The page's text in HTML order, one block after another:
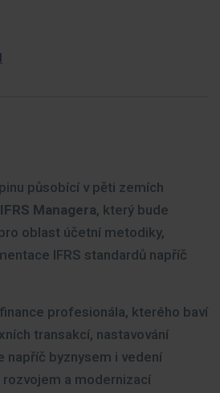
působící v pěti zemích
IFRS Managera, který bude
oblast účetní metodiky,
IFRS standardů napříč
profesionála, kterého baví
transakcí, nastavování
napříč byznysem i vedení
a modernizací